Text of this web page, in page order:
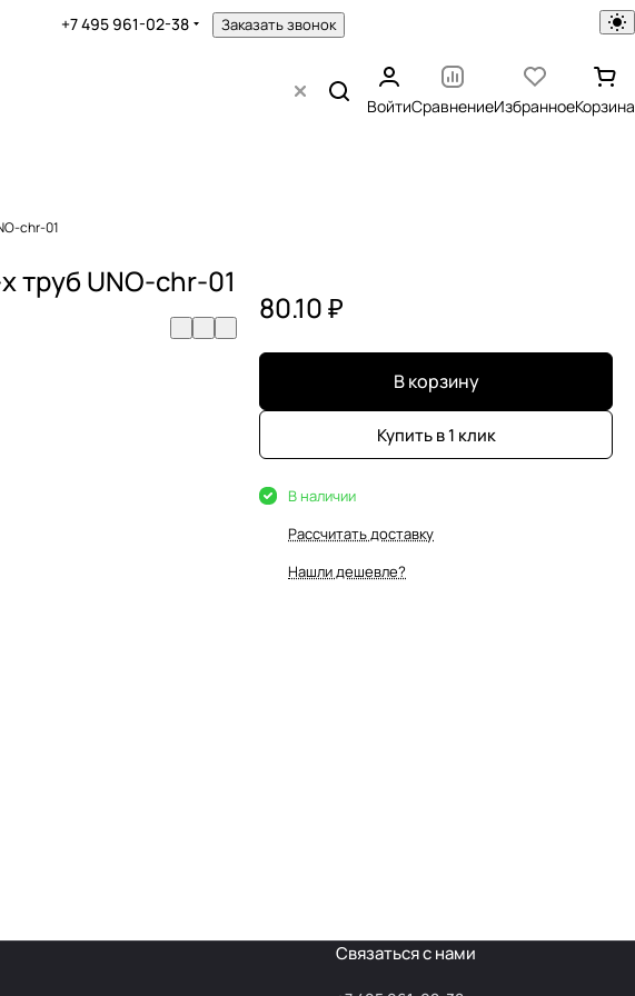
+7 495 961-02-38 Заказать звонок
ВойтиСравнениеИзбранноеКорзина
chr-01
труб UNO-chr-01
80.10 ₽
В корзину
Купить в 1 клик
В наличии
Рассчитать доставку
Нашли дешевле?
Связаться с нами